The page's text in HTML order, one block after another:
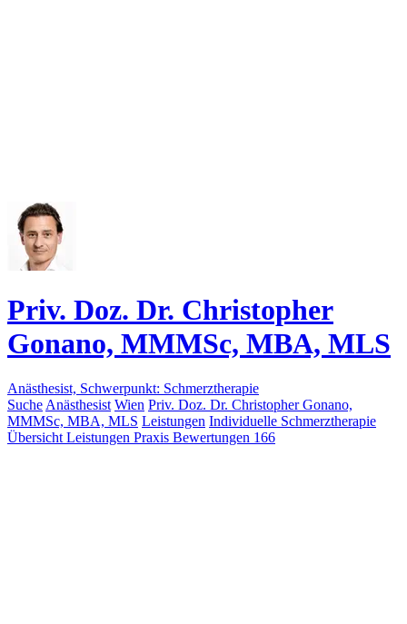
Priv. Doz. Dr. Christopher
Gonano, MMMSc, MBA, MLS
Anästhesist, Schwerpunkt: Schmerztherapie
Suche Anästhesist Wien Priv. Doz. Dr. Christopher Gonano,
MMMSc, MBA, MLS Leistungen Individuelle Schmerztherapie
Übersicht Leistungen Praxis Bewertungen 166